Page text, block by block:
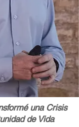
una Crisis
de Vida